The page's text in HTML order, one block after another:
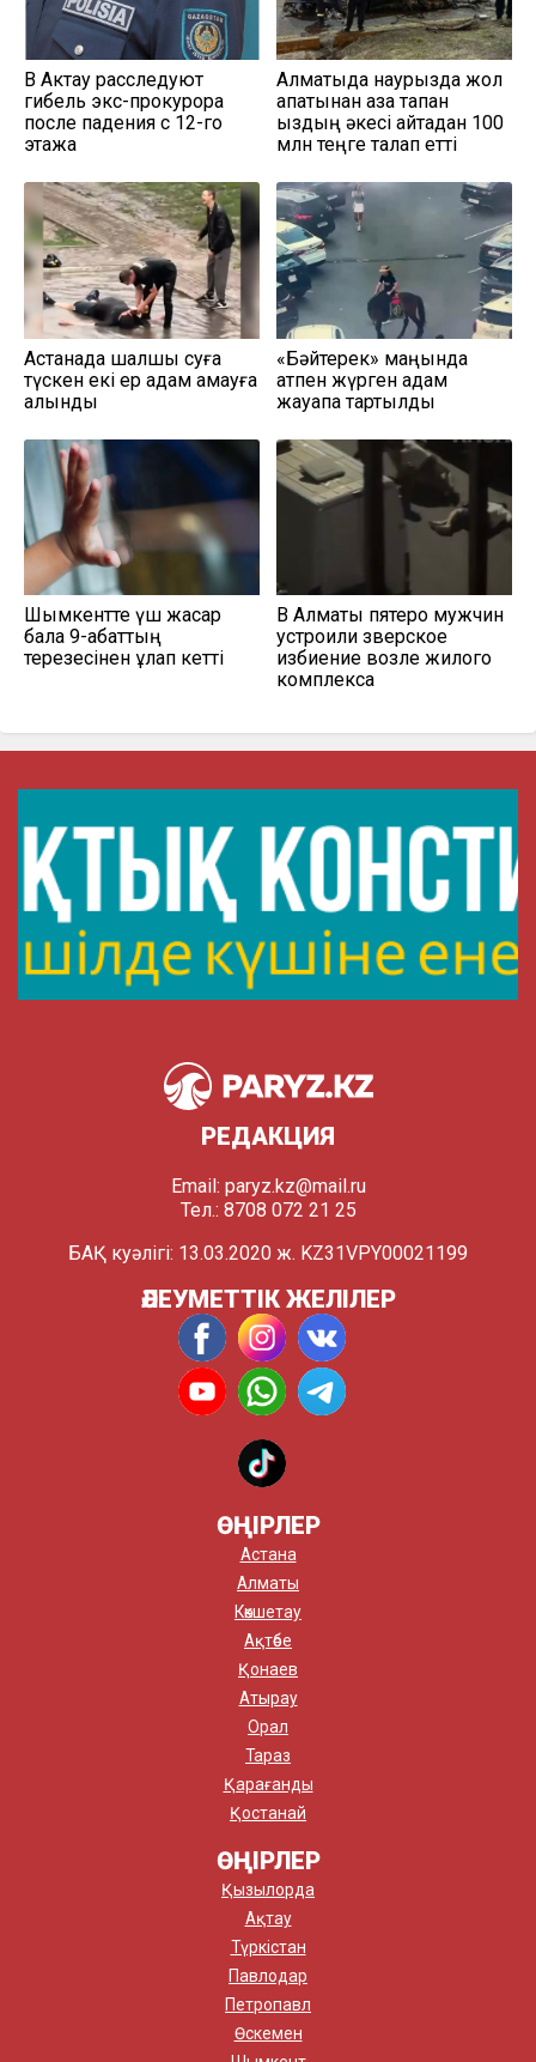
В Актау расследуют
гибель экс-прокурора
после падения с 12-го
этажа
Алматыда наурызда жол
апатынан қаза тапқан
қыздың әкесі қайтадан 100
млн теңге талап етті
Астанада шалшық суға
түскен екі ер адам қамауға
алынды
«Бәйтерек» маңында
атпен жүрген адам
жауапқа тартылды
Шымкентте үш жасар
бала 9-қабаттың
терезесінен құлап кетті
В Алматы пятеро мужчин
устроили зверское
избиение возле жилого
комплекса
РЕДАКЦИЯ
Email: paryz.kz@mail.ru
Тел.: 8708 072 21 25
БАҚ куәлігі: 13.03.2020 ж. KZ31VPY00021199
ӘЛЕУМЕТТІК ЖЕЛІЛЕР
ӨҢІРЛЕР
Астана
Алматы
Көкшетау
Ақтөбе
Қонаев
Атырау
Орал
Тараз
Қарағанды
Қостанай
ӨҢІРЛЕР
Қызылорда
Ақтау
Түркістан
Павлодар
Петропавл
Өскемен